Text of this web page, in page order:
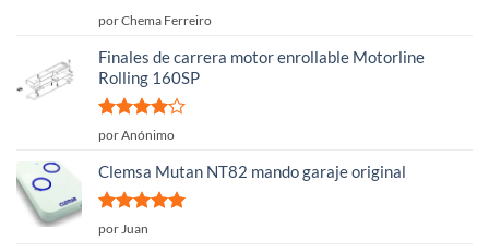
Valorado
por Chema Ferreiro
Finales de carrera motor enrollable Motorline
Rolling 160SP
Valorado
5
por Anónimo
Clemsa Mutan NT82 mando garaje original
Valorado
por Juan